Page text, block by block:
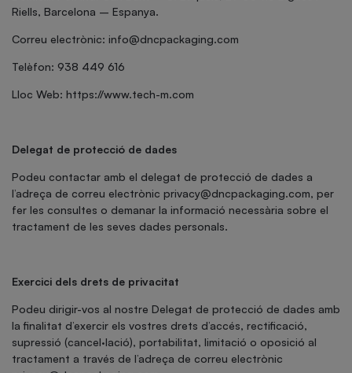
Riells, Barcelona – Espanya.
Correu electrònic: info@dncpackaging.com
Telèfon: 938 449 616
Lloc Web: https://www.tech-m.com
Delegat de protecció de dades
Podeu contactar amb el delegat de protecció de dades a
l’adreça de correu electrònic privacy@dncpackaging.com, per
fer les consultes o demanar la informació necessària sobre el
tractament de les seves dades personals.
Exercici dels drets de privacitat
Podeu dirigir-vos al nostre Delegat de protecció de dades amb
la finalitat d’exercir els vostres drets d’accés, rectificació,
supressió (cancel·lació), portabilitat, limitació o oposició al
tractament a través de l’adreça de correu electrònic